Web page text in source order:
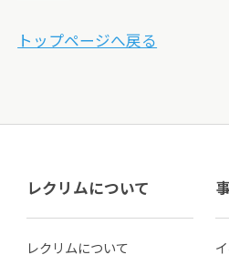
トップページへ戻る
レクリムについて
レクリムについて